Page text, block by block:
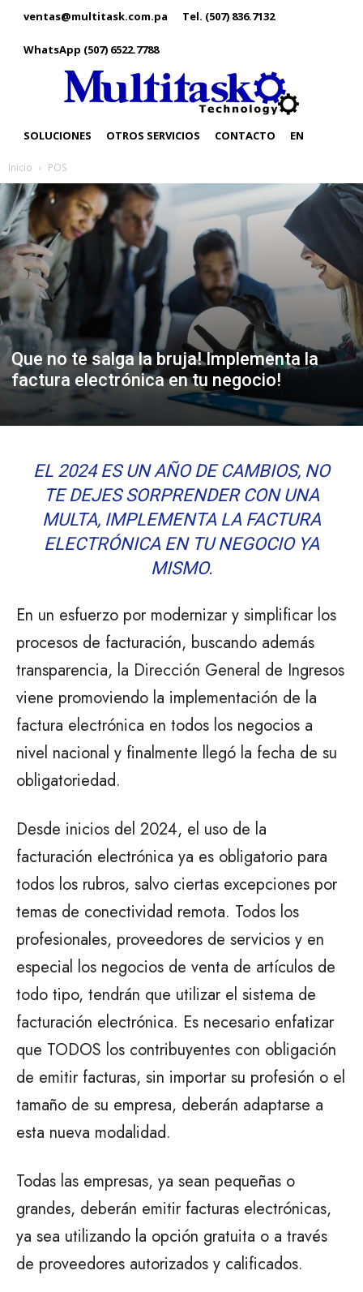
ventas@multitask.com.pa Tel. (507) 836.7132
WhatsApp (507) 6522.7788
SOLUCIONES OTROS SERVICIOS CONTACTO EN
Inicio POS
Que no te salga la bruja! Implementa la
factura electrónica en tu negocio!
EL 2024 ES UN AÑO DE CAMBIOS, NO
TE DEJES SORPRENDER CON UNA
MULTA, IMPLEMENTA LA FACTURA
ELECTRÓNICA EN TU NEGOCIO YA
MISMO.
En un esfuerzo por modernizar y simplificar los
procesos de facturación, buscando además
transparencia, la Dirección General de Ingresos
viene promoviendo la implementación de la
factura electrónica en todos los negocios a
nivel nacional y finalmente llegó la fecha de su
obligatoriedad.
Desde inicios del 2024, el uso de la
facturación electrónica ya es obligatorio para
todos los rubros, salvo ciertas excepciones por
temas de conectividad remota. Todos los
profesionales, proveedores de servicios y en
especial los negocios de venta de artículos de
todo tipo, tendrán que utilizar el sistema de
facturación electrónica. Es necesario enfatizar
que TODOS los contribuyentes con obligación
de emitir facturas, sin importar su profesión o el
tamaño de su empresa, deberán adaptarse a
esta nueva modalidad.
Todas las empresas, ya sean pequeñas o
grandes, deberán emitir facturas electrónicas,
ya sea utilizando la opción gratuita o a través
de proveedores autorizados y calificados.